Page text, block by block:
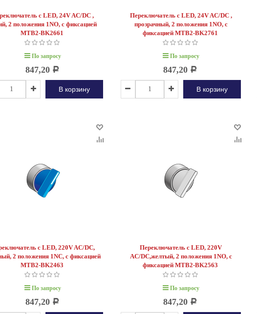
с LED, 24V AC/DC ,
2 положения 1NO, с фиксацией
MTB2-BK2661
По запросу
847,20 Р
В корзину
Переключатель с LED, 24V AC/DC ,
прозрачный, 2 положения 1NO, с
фиксацией MTB2-BK2761
По запросу
847,20 Р
В корзину
с LED, 220V AC/DC,
2 положения 1NC, с фиксацией
MTB2-BK2463
По запросу
847,20 Р
Переключатель с LED, 220V
AC/DC,желтый, 2 положения 1NO, с
фиксацией MTB2-BK2563
По запросу
847,20 Р